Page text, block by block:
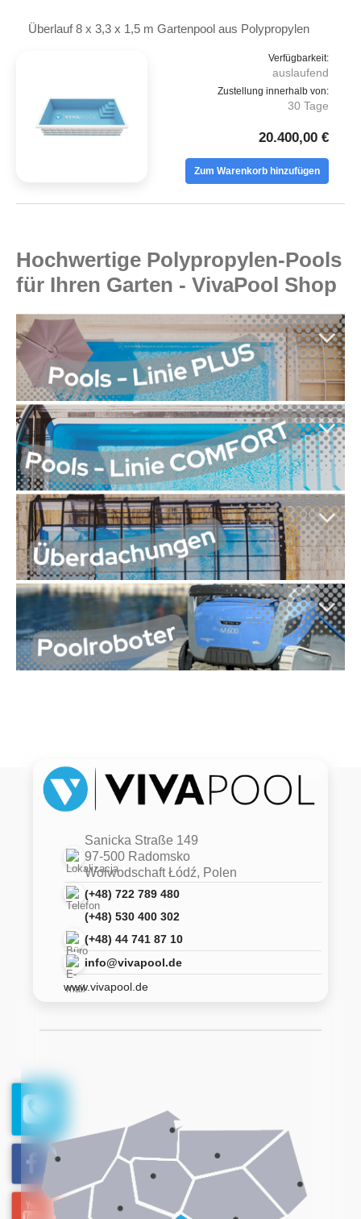
Überlauf 8 x 3,3 x 1,5 m Gartenpool aus Polypropylen
Verfügbarkeit:
auslaufend
Zustellung innerhalb von:
30 Tage
20.400,00 €
Zum Warenkorb hinzufügen
Hochwertige Polypropylen-Pools
für Ihren Garten - VivaPool Shop
Sanicka Straße 149
97-500 Radomsko
Woiwodschaft Łódź, Polen
(+48) 722 789 480
(+48) 530 400 302
(+48) 44 741 87 10
info@vivapool.de
www.vivapool.de